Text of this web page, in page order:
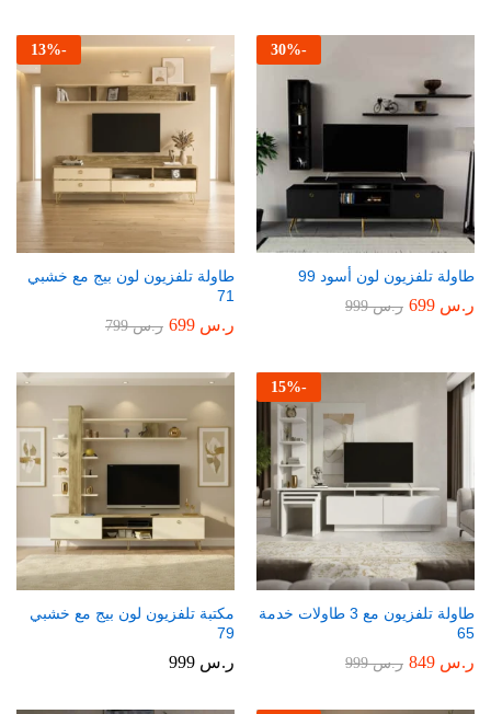
-
30%
طاولة تلفزيون لون أسود 99
ر.س ر.س999
-
13%
طاولة تلفزيون لون بيج مع خشبي
71
ر.س ر.س799
-
15%
طاولة تلفزيون مع 3 طاولات خدمة
65
ر.س ر.س999
مكتبة تلفزيون لون بيج مع خشبي
79
ر.س